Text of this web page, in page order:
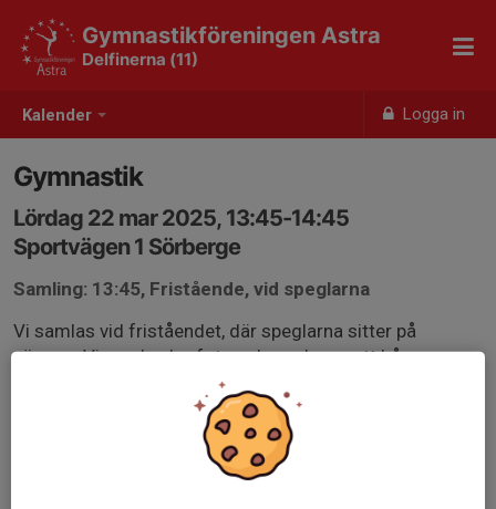
Kalender Logga in
Gymnastikföreningen Astra
Delfinerna (11)
Gymnastik
Lördag 22 mar 2025, 13:45-14:45
Sportvägen 1 Sörberge
Samling: 13:45, Fristående, vid speglarna
Vi samlas vid friståendet, där speglarna sitter på
väggen. Vi samlas barfota och med uppsatt hår.